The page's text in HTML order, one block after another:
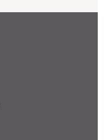
la